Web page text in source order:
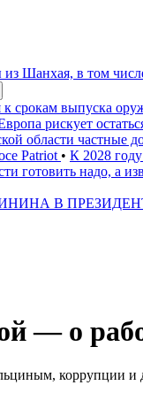
Шанхая, в том
к срокам выпуска
рискует
области частные
Patriot • К 2028
готовить надо, а
В
— о
коррупции и